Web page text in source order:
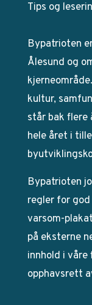
Tips og
Bypatrioten
Ålesund og
kultur,
står bak flere
hele året i
Bypatrioten
regler for
varsom-
på eksterne
innhold i
opphavsrett